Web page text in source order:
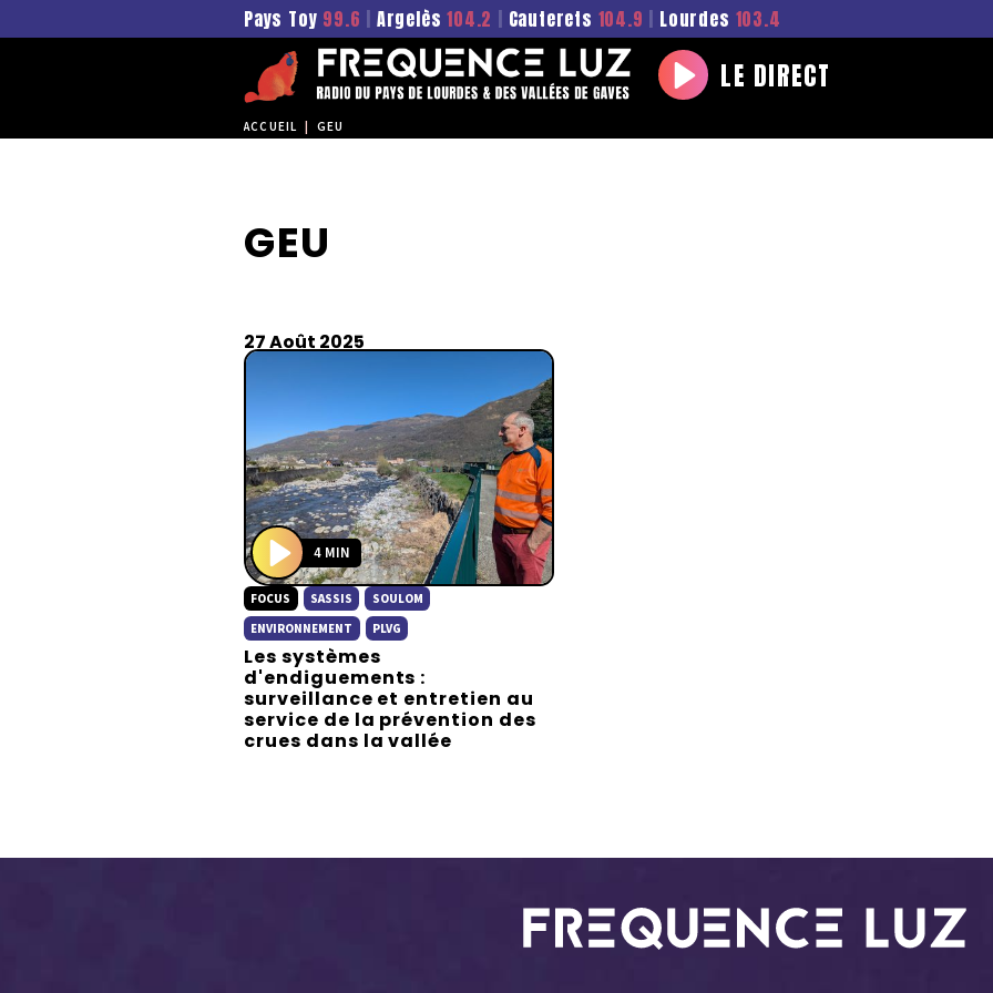
Pays Toy 99.6 | Argelès104.2 | Cauterets 104.9 | Lourdes 103.4
Play
LE DIRECT
ACCUEIL | GEU
GEU
27 Août 2025
P
l
a
y
4 MIN
FOCUS SASSIS
SOULOM
ENVIRONNEMENT
PLVG
Les systèmes
d'endiguements :
surveillance et entretien au
service de la prévention des
crues dans la vallée